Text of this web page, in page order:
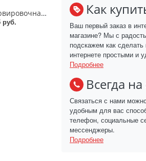
Салфетка Сервировочная ВН ДТ 172 35*45/31/НТ
руб.
Как
Ваш первый заказ в
магазине? Мы с
подскажем как сделать
интернете простыми и
Подробнее
Всегда
Связаться с нами
удобным для вас
телефон, социальные
мессенджеры.
Подробнее